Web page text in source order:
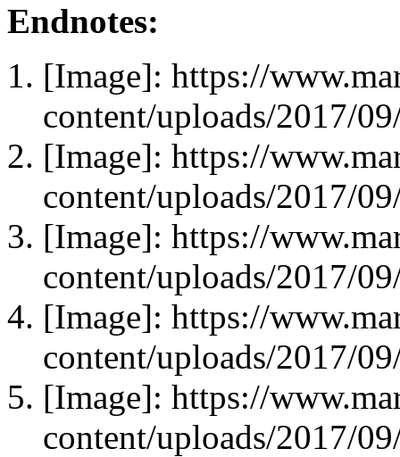
Endnotes:
[Image]: https://
content/uploads/2017/
[Image]: https://
content/uploads/2017/
[Image]: https://
content/uploads/2017/
[Image]: https://
content/uploads/2017/
[Image]: https://
content/uploads/2017/